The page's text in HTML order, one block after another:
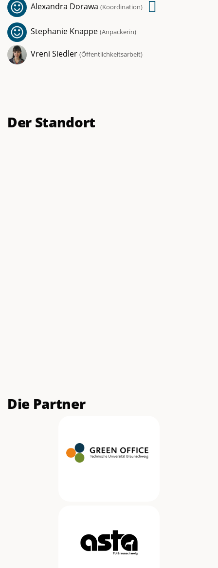
E-
Mail
dieses
Alexandra Dorawa (Koordination)
Stephanie Knappe (Anpackerin)
Vreni Siedler (Öffentlichkeitsarbeit)
Der Standort
Die Partner